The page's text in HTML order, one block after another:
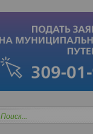
Поиск...